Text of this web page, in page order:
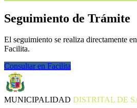
Seguimiento de Trámite
El seguimiento se realiza directamente
Facilita.
Consultar en Facilita
MUNICIPALIDAD DISTRITAL DE